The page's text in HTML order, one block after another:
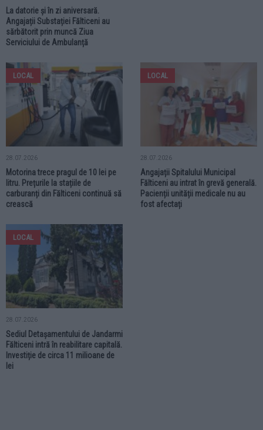
La datorie și în zi aniversară.
Angajații Substației Fălticeni au
sărbătorit prin muncă Ziua
Serviciului de Ambulanță
LOCAL
28.07.2026
Motorina trece pragul de 10 lei pe
litru. Prețurile la stațiile de
carburanți din Fălticeni continuă să
crească
LOCAL
28.07.2026
Angajații Spitalului Municipal
Fălticeni au intrat în grevă generală.
Pacienții unității medicale nu au
fost afectați
LOCAL
28.07.2026
Sediul Detașamentului de Jandarmi
Fălticeni intră în reabilitare capitală.
Investiție de circa 11 milioane de
lei